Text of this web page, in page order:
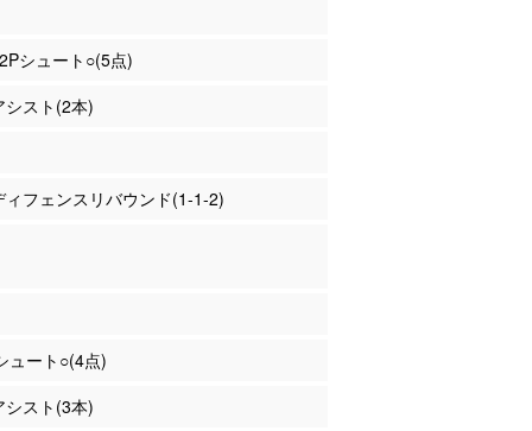
シュート○(5点)
スト(2本)
ィフェンスリバウンド(1-1-2)
ュート○(4点)
スト(3本)